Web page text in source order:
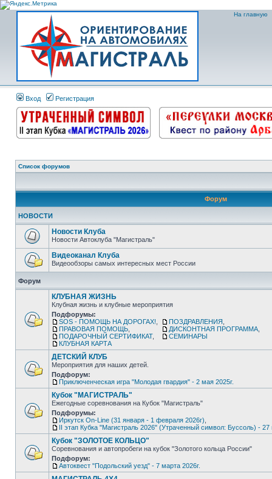
На главную
Вход Регистрация
Список форумов
Форум
НОВОСТИ
Новости Клуба
Новости Автоклуба "Магистраль"
Видеоканал Клуба
Видеообзоры самых интересных мест России
Форум
КЛУБНАЯ ЖИЗНЬ
Клубная жизнь и клубные мероприятия
Подфорумы:
SOS - ПОМОЩЬ НА ДОРОГАХ!
ПРАВОВАЯ ПОМОЩЬ
ПОДАРОЧНЫЙ СЕРТИФИКАТ,
КЛУБНАЯ КАРТА
ПОЗДРАВЛЕНИЯ
ДИСКОНТНАЯ ПРОГРАММА
СЕМИНАРЫ
ДЕТСКИЙ КЛУБ
Мероприятия для наших детей.
Подфорум:
Приключенческая игра "Молодая гвардия" - 2 мая 2025г.
Кубок "МАГИСТРАЛЬ"
Ежегодные соревнования на Кубок "Магистраль"
Подфорумы:
Иркутск On-Line (31 января - 1 февраля 2026г)
II этап Кубка "Магистраль 2026" (Утраченный символ: Буссоль) - 27
Кубок "ЗОЛОТОЕ КОЛЬЦО"
Соревнования и автопробеги на кубок "Золотого кольца России"
Подфорум:
Автоквест "Подольский уезд" - 7 марта 2026г.